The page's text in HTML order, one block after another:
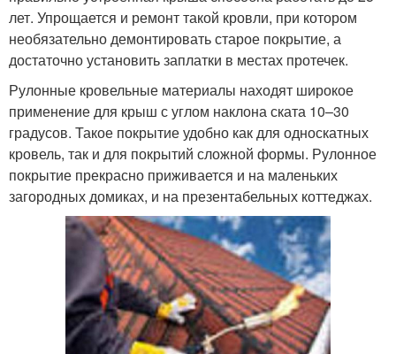
лет. Упрощается и ремонт такой кровли, при котором
необязательно демонтировать старое покрытие, а
достаточно установить заплатки в местах протечек.
Рулонные кровельные материалы находят широкое
применение для крыш с углом наклона ската 10–30
градусов. Такое покрытие удобно как для односкатных
кровель, так и для покрытий сложной формы. Рулонное
покрытие прекрасно приживается и на маленьких
загородных домиках, и на презентабельных коттеджах.